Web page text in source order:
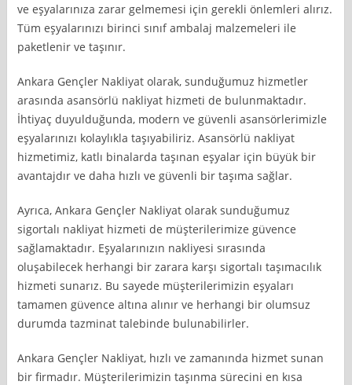
ve eşyalarınıza zarar gelmemesi için gerekli önlemleri alırız.
Tüm eşyalarınızı birinci sınıf ambalaj malzemeleri ile
paketlenir ve taşınır.
Ankara Gençler Nakliyat olarak, sunduğumuz hizmetler
arasında asansörlü nakliyat hizmeti de bulunmaktadır.
İhtiyaç duyulduğunda, modern ve güvenli asansörlerimizle
eşyalarınızı kolaylıkla taşıyabiliriz. Asansörlü nakliyat
hizmetimiz, katlı binalarda taşınan eşyalar için büyük bir
avantajdır ve daha hızlı ve güvenli bir taşıma sağlar.
Ayrıca, Ankara Gençler Nakliyat olarak sunduğumuz
sigortalı nakliyat hizmeti de müşterilerimize güvence
sağlamaktadır. Eşyalarınızın nakliyesi sırasında
oluşabilecek herhangi bir zarara karşı sigortalı taşımacılık
hizmeti sunarız. Bu sayede müşterilerimizin eşyaları
tamamen güvence altına alınır ve herhangi bir olumsuz
durumda tazminat talebinde bulunabilirler.
Ankara Gençler Nakliyat, hızlı ve zamanında hizmet sunan
bir firmadır. Müşterilerimizin taşınma sürecini en kısa